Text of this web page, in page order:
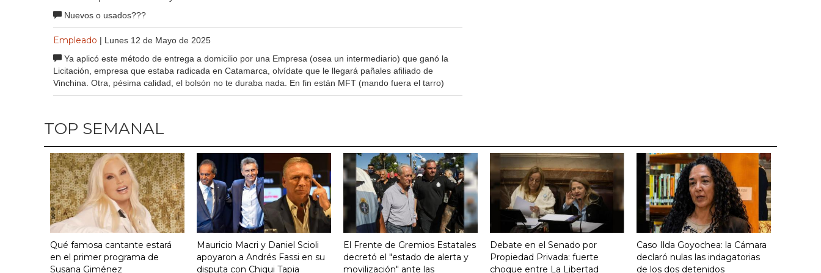
Nuevos o usados???
Empleado | Lunes 12 de Mayo de 2025
Ya aplicó este método de entrega a domicilio por una Empresa (osea un intermediario) que ganó la
Licitación, empresa que estaba radicada en Catamarca, olvídate que le llegará pañales afiliado de
Vinchina. Otra, pésima calidad, el bolsón no te duraba nada. En fin están MFT (mando fuera el tarro)
TOP SEMANAL
Qué famosa cantante estará
en el primer programa de
Susana Giménez
Mauricio Macri y Daniel Scioli
apoyaron a Andrés Fassi en su
disputa con Chiqui Tapia
El Frente de Gremios Estatales
decretó el "estado de alerta y
movilización" ante las
Debate en el Senado por
Propiedad Privada: fuerte
choque entre La Libertad
Caso Ilda Goyochea: la Cámara
declaró nulas las indagatorias
de los dos detenidos